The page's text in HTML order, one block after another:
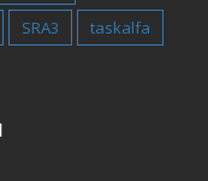
SRA3
taskalfa